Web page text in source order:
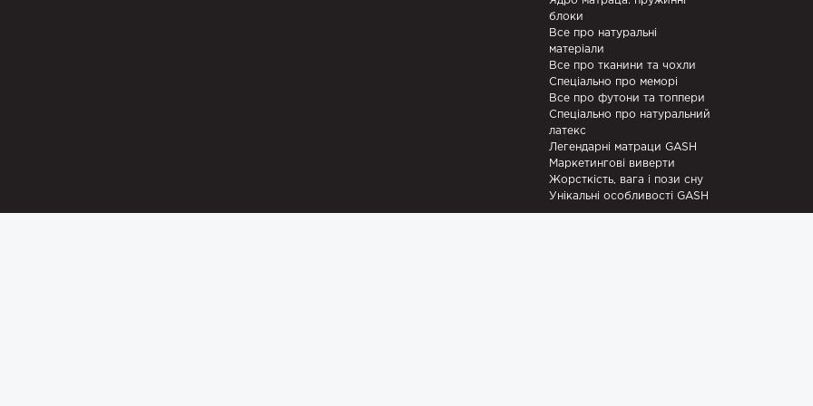
блоки
Все про натуральні
матеріали
Все про тканини та чохли
Спеціально про меморі
Все про футони та топпери
Спеціально про натуральний
латекс
Легендарні матраци GASH
Маркетингові виверти
Жорсткість, вага і пози сну
Унікальні особливості GASH